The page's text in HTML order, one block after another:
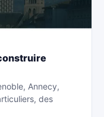
Annecy,
des